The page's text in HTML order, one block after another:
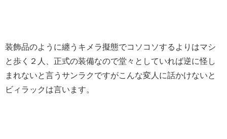
装飾品のように纏うキメラ擬態でコソコソするよりはマシ
と歩く２人、正式の装備なので堂々としていれば逆に怪し
まれないと言うサンラクですがこんな変人に話かけないと
ビィラックは言います。